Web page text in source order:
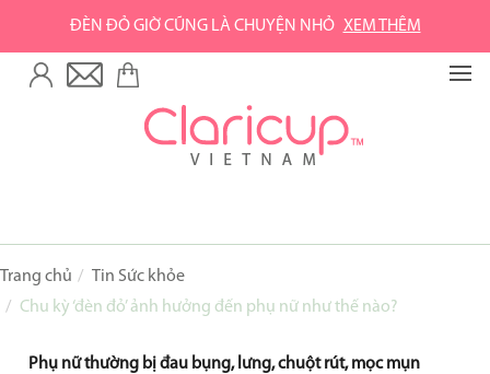
ĐÈN ĐỎ GIỜ CŨNG LÀ CHUYỆN NHỎ XEM THÊM
Trang chủ
Tin Sức khỏe
Chu kỳ ‘đèn đỏ’ ảnh hưởng đến phụ nữ như thế nào?
Phụ nữ thường bị đau bụng, lưng, chuột rút, mọc mụn
VỀ GREEN LIFE
Về Green Life
Cốc nguyệt san Claricup
Phụ kiện vệ sinh cốc